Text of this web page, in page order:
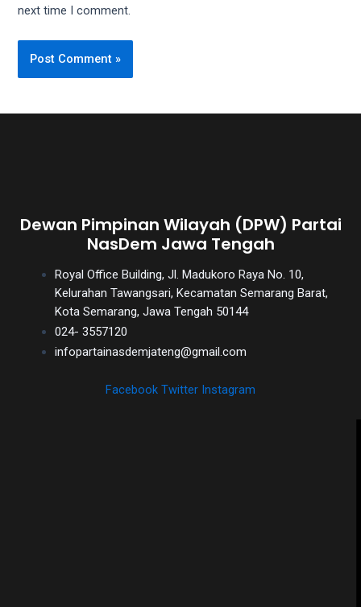
next time I comment.
Dewan Pimpinan Wilayah (DPW) Partai
NasDem Jawa Tengah
Royal Office Building, Jl. Madukoro Raya No. 10,
Kelurahan Tawangsari, Kecamatan Semarang Barat,
Kota Semarang, Jawa Tengah 50144
024- 3557120
infopartainasdemjateng@gmail.com
Facebook Twitter Instagram